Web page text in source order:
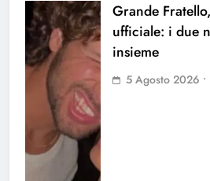
Grande
ufficiale: i due
insieme
5 Agosto 2026 •